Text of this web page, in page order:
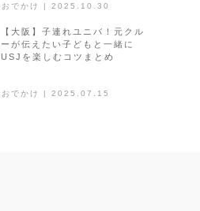
おでかけ | 2025.10.30
おでかけ | 2025.07.15
【大阪】子連れユニバ！元クル
ーが伝えたい子どもと一緒に
USJを楽しむコツまとめ